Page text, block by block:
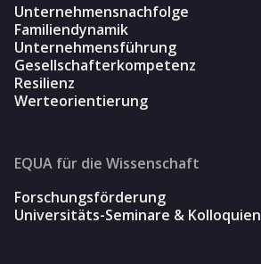
Unternehmensnachfolge
Familiendynamik
Unternehmensführung
Gesellschafterkompetenz
Resilienz
Werteorientierung
EQUA für die Wissenschaft
Forschungsförderung
Universitäts-Seminare & Kolloquien